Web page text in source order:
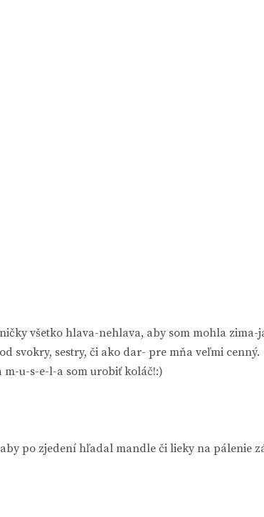
všetko hlava-nehlava, aby som mohla
svokry, sestry, či ako dar- pre mňa veľmi cenný.
u-s-e-l-a som urobiť koláč!:)
po zjedení hľadal mandle či lieky na pálenie